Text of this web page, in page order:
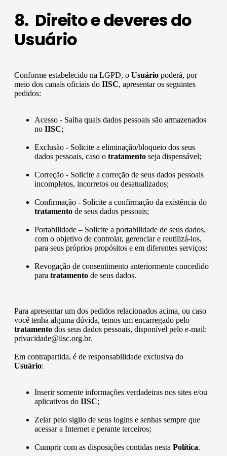
8. Direito e deveres do
Usuário
Conforme estabelecido na LGPD, o Usuário poderá, por
meio dos canais oficiais do IISC, apresentar os seguintes
pedidos:
Acesso - Saiba quais dados pessoais são armazenados
no IISC;
Exclusão - Solicite a eliminação/bloqueio dos seus
dados pessoais, caso o tratamento seja dispensável;
Correção - Solicite a correção de seus dados pessoais
incompletos, incorretos ou desatualizados;
Confirmação - Solicite a confirmação da existência do
tratamento de seus dados pessoais;
Portabilidade – Solicite a portabilidade de seus dados,
com o objetivo de controlar, gerenciar e reutilizá-los,
para seus próprios propósitos e em diferentes serviços;
Revogação de consentimento anteriormente concedido
para tratamento de seus dados.
Para apresentar um dos pedidos relacionados acima, ou caso
você tenha alguma dúvida, temos um encarregado pelo
tratamento dos seus dados pessoais, disponível pelo e-mail:
privacidade@iisc.org.br.
Em contrapartida, é de responsabilidade exclusiva do
Usuário:
Inserir somente informações verdadeiras nos sites e/ou
aplicativos do IISC;
Zelar pelo sigilo de seus logins e senhas sempre que
acessar a Internet e perante terceiros;
Cumprir com as disposições contidas nesta Política.